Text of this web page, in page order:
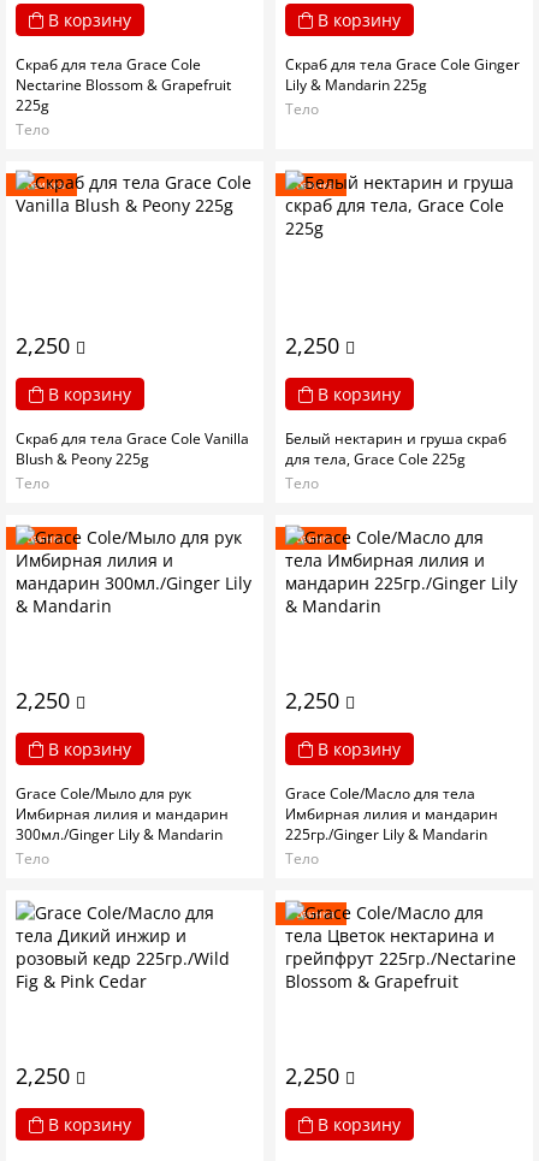
В корзину
Скраб для тела Grace Cole
Nectarine Blossom & Grapefruit
225g
Тело
В корзину
Скраб для тела Grace Cole Ginger
Lily & Mandarin 225g
Тело
Новинка
2,250
В корзину
Скраб для тела Grace Cole Vanilla
Blush & Peony 225g
Тело
Новинка
2,250
В корзину
Белый нектарин и груша скраб
для тела, Grace Cole 225g
Тело
Новинка
2,250
В корзину
Grace Cole/Мыло для рук
Имбирная лилия и мандарин
300мл./Ginger Lily & Mandarin
Тело
Новинка
2,250
В корзину
Grace Cole/Масло для тела
Имбирная лилия и мандарин
225гр./Ginger Lily & Mandarin
Тело
2,250
В корзину
Новинка
2,250
В корзину